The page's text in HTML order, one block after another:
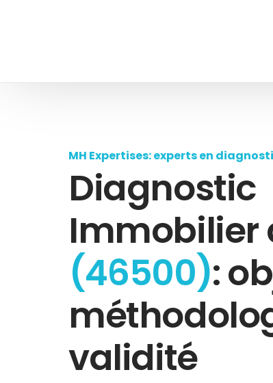
MH Expertises: experts en
Diagnostic
Immobilier
(46500):
validité